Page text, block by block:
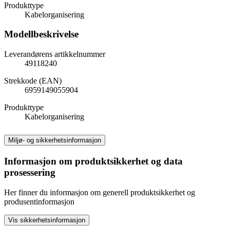
Produkttype
Kabelorganisering
Modellbeskrivelse
Leverandørens artikkelnummer
49118240
Strekkode (EAN)
6959149055904
Produkttype
Kabelorganisering
Miljø- og sikkerhetsinformasjon
Informasjon om produktsikkerhet og data
prosessering
Her finner du informasjon om generell produktsikkerhet og
produsentinformasjon
Vis sikkerhetsinformasjon